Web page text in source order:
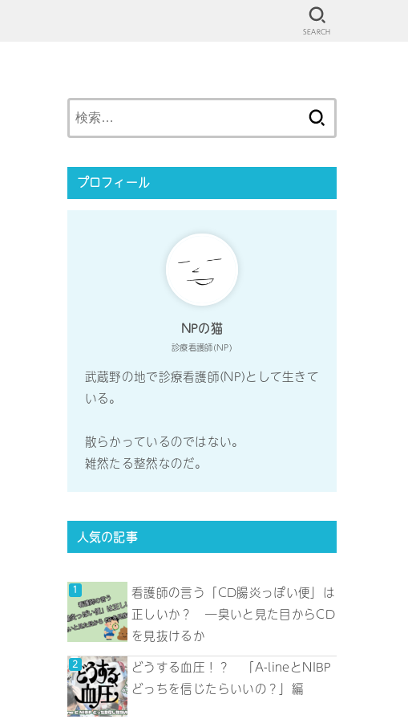
SEARCH
プロフィール
NPの猫
診療看護師(NP)
武蔵野の地で診療看護師(NP)として生きて
いる。
散らかっているのではない。
雑然たる整然なのだ。
人気の記事
看護師の言う「CD腸炎っぽい便」は
正しいか？ ―臭いと見た目からCD
を見抜けるか
どうする血圧！？ 「A-lineとNIBP
どっちを信じたらいいの？」編